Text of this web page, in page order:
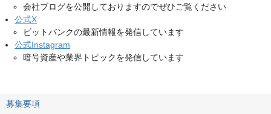
会社ブログを公開しておりますのでぜひご覧ください
公式X
ビットバンクの最新情報を発信しています
公式Instagram
暗号資産や業界トピックを発信しています
募集要項